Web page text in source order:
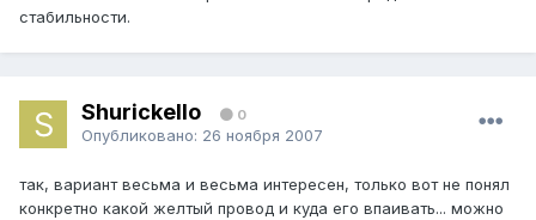
стабильности.
Shurickello 0
Опубликовано: 26 ноября 2007
так, вариант весьма и весьма интересен, только вот не понял
конкретно какой желтый провод и куда его впаивать... можно